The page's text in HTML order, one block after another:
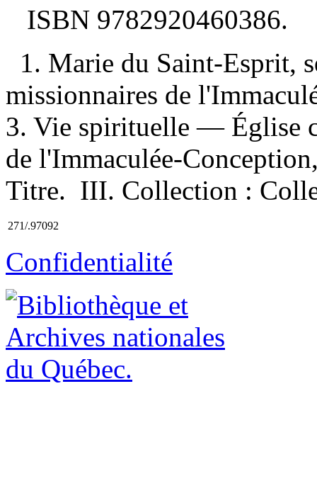
ISBN 9782920460386.
1. Marie du Saint-Esprit,
missionnaires de
3. Vie spirituelle — Église
de l'Immaculée-
Titre. III. Collection :
271/.97092
Confidentialité